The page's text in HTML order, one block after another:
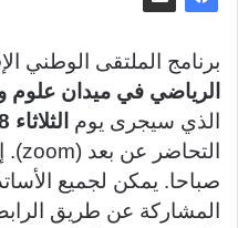
برنامج الملتقى الوطني
الرياضي في ميدان علوم
الذي سيجرى يوم الثلاثاء 08 جوان 2021
صباحا. يمكن لجميع
المشاركة عن طريق